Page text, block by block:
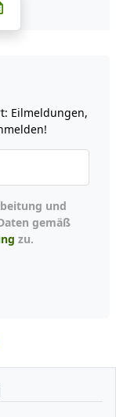
X
Eilmeldungen,
gemäß
zu.